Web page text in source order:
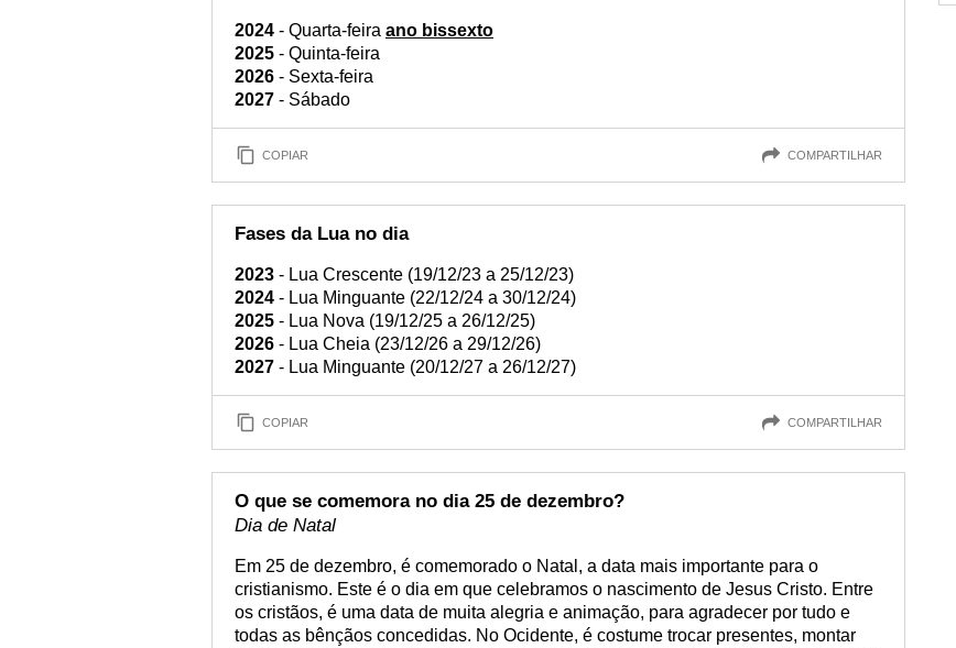
2024 - Quarta-feira ano bissexto
2025 - Quinta-feira
2026 - Sexta-feira
2027 - Sábado
COPIAR COMPARTILHAR
Fases da Lua no dia
2023 - Lua Crescente (19/12/23 a 25/12/23)
2024 - Lua Minguante (22/12/24 a 30/12/24)
2025 - Lua Nova (19/12/25 a 26/12/25)
2026 - Lua Cheia (23/12/26 a 29/12/26)
2027 - Lua Minguante (20/12/27 a 26/12/27)
COPIAR COMPARTILHAR
O que se comemora no dia 25 de dezembro?
Dia de Natal
Em 25 de dezembro, é comemorado o Natal, a data mais importante para o
cristianismo. Este é o dia em que celebramos o nascimento de Jesus Cristo. Entre
os cristãos, é uma data de muita alegria e animação, para agradecer por tudo e
todas as bênçãos concedidas. No Ocidente, é costume trocar presentes, montar